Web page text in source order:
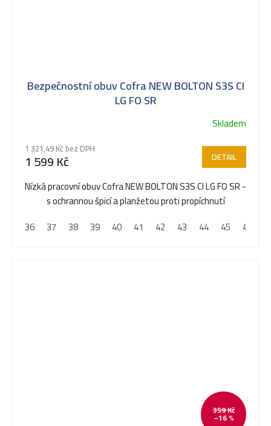
Bezpečnostní obuv Cofra NEW BOLTON S3S CI
LG FO SR
Skladem
1 321,49 Kč bez DPH
1 599 Kč DETAIL
Nízká pracovní obuv Cofra NEW BOLTON S3S CI LG FO SR -
s ochrannou špicí a planžetou proti propíchnutí
36
37 38 39 40 41 42 43 44 45 46
359 Kč
–16 %